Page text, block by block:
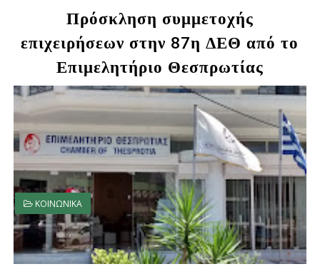
Πρόσκληση συμμετοχής
επιχειρήσεων στην 87η ΔΕΘ από το
Επιμελητήριο Θεσπρωτίας
ΚΟΙΝΩΝΙΚΑ